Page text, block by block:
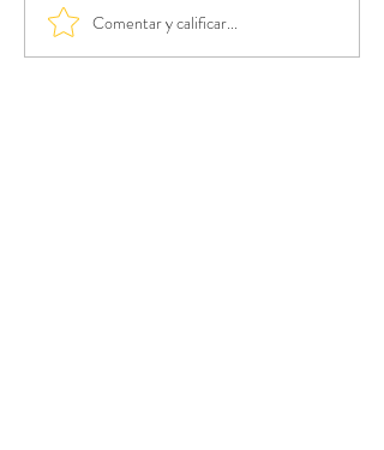
Comentar y calificar...